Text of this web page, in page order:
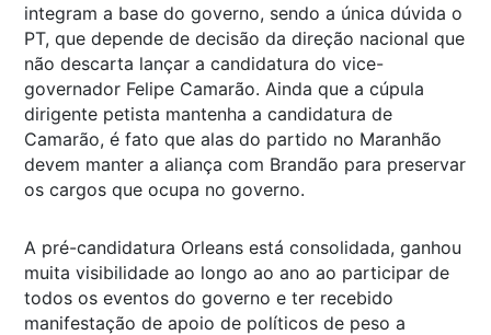
integram a base do governo, sendo a única dúvida o
PT, que depende de decisão da direção nacional que
não descarta lançar a candidatura do vice-
governador Felipe Camarão. Ainda que a cúpula
dirigente petista mantenha a candidatura de
Camarão, é fato que alas do partido no Maranhão
devem manter a aliança com Brandão para preservar
os cargos que ocupa no governo.
A pré-candidatura Orleans está consolidada, ganhou
muita visibilidade ao longo ao ano ao participar de
todos os eventos do governo e ter recebido
manifestação de apoio de políticos de peso a